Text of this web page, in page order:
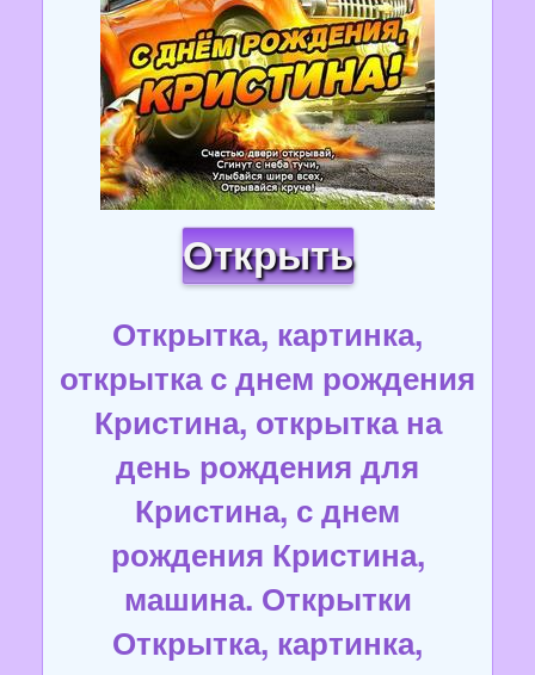
Открыть
Открытка, картинка,
открытка с днем рождения
Кристина, открытка на
день рождения для
Кристина, с днем
рождения Кристина,
машина. Открытки
Открытка, картинка,